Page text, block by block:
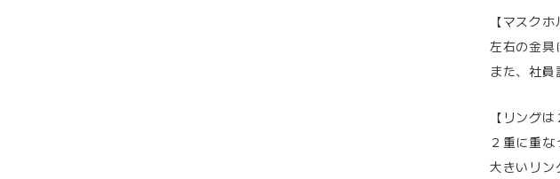
【マスク
左右の金具
また、社
【リング
２重に重
大きいリン